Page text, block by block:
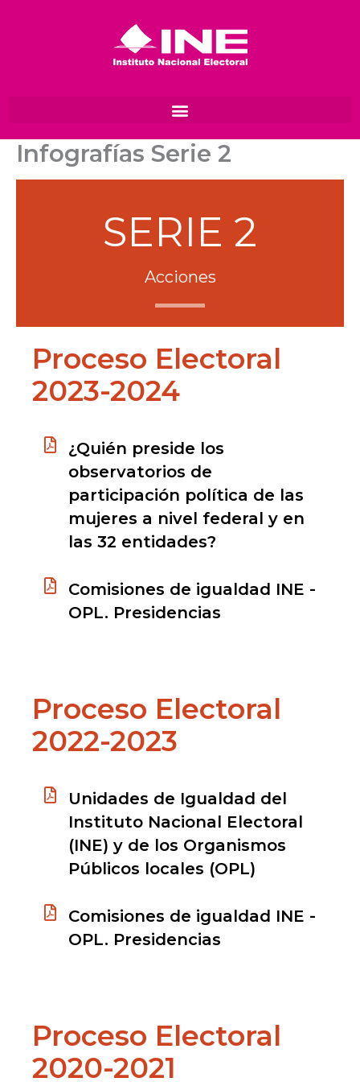
Infografías Serie 2
SERIE 2
Acciones
Proceso Electoral
2023-2024
Comisiones de igualdad INE -
OPL. Presidencias
¿Quién preside los
observatorios de
participación política de las
mujeres a nivel federal y en
las 32 entidades?
Proceso Electoral
2022-2023
Comisiones de igualdad INE -
OPL. Presidencias
Unidades de Igualdad del
Instituto Nacional Electoral
(INE) y de los Organismos
Públicos locales (OPL)
Proceso Electoral
2020-2021